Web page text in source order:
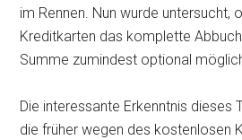
im Rennen. Nun wurde untersucht,
Kreditkarten das komplette
Summe zumindest optional
Die interessante Erkenntnis dieses
die früher wegen des kostenlosen